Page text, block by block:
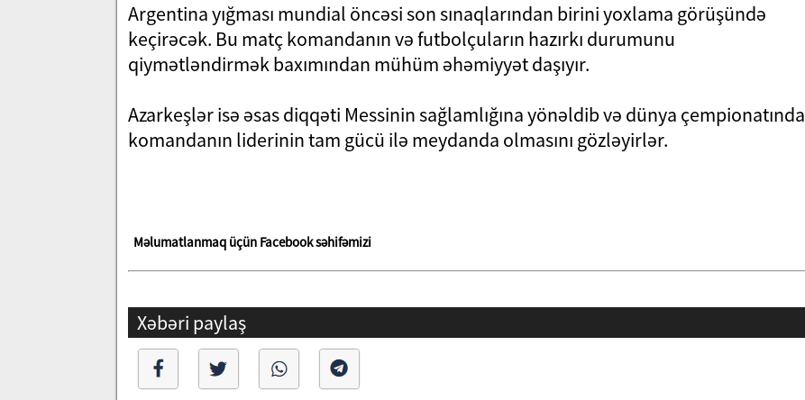
Argentina yığması mundial öncəsi son sınaqlarından birini yoxlama görüşündə
keçirəcək. Bu matç komandanın və futbolçuların hazırkı durumunu
qiymətləndirmək baxımından mühüm əhəmiyyət daşıyır.
Azarkeşlər isə əsas diqqəti Messinin sağlamlığına yönəldib və dünya çempionatında
komandanın liderinin tam gücü ilə meydanda olmasını gözləyirlər.
Məlumatlanmaq üçün Facebook səhifəmizi
Xəbəri paylaş